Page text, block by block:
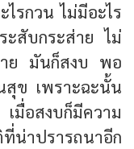
รกวน ไม่มีอะไร
ะสับกระส่าย ไม่
าย มันก็สงบ พอ
สุข เพราะฉะนั้น
มื่อสงบก็มีความ
าปรารถนาอีก